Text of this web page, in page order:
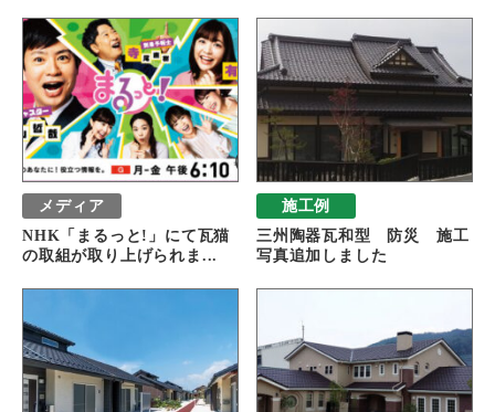
メディア
NHK「まるっと!」にて瓦猫
の取組が取り上げられま...
施工例
三州陶器瓦和型 防災 施工
写真追加しました